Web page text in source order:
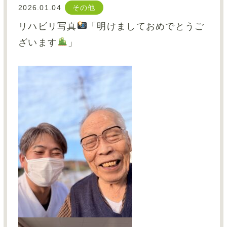
フォトアルバム
資料ダウンロード
採用情報TOP
介護事業TOP
グループサイトTOP
2026.01.04 その他
リハビリ写真
「明けましておめでとうご
ざいます
」